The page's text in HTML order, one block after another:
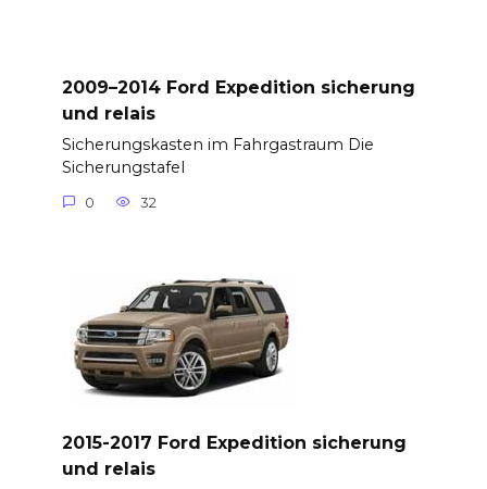
2009–2014 Ford Expedition sicherung
und relais
Sicherungskasten im Fahrgastraum Die
Sicherungstafel
0 32
2015-2017 Ford Expedition sicherung
und relais